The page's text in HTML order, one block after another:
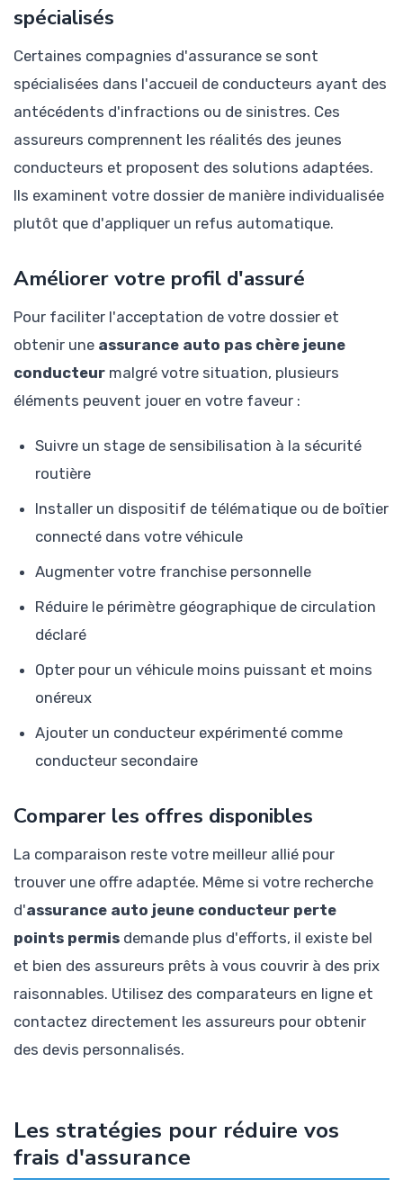
spécialisés
Certaines compagnies d'assurance se sont
spécialisées dans l'accueil de conducteurs ayant des
antécédents d'infractions ou de sinistres. Ces
assureurs comprennent les réalités des jeunes
conducteurs et proposent des solutions adaptées.
Ils examinent votre dossier de manière individualisée
plutôt que d'appliquer un refus automatique.
Améliorer votre profil d'assuré
Pour faciliter l'acceptation de votre dossier et
obtenir une assurance auto pas chère jeune
conducteur malgré votre situation, plusieurs
éléments peuvent jouer en votre faveur :
Suivre un stage de sensibilisation à la sécurité
routière
Installer un dispositif de télématique ou de boîtier
connecté dans votre véhicule
Augmenter votre franchise personnelle
Réduire le périmètre géographique de circulation
déclaré
Opter pour un véhicule moins puissant et moins
onéreux
Ajouter un conducteur expérimenté comme
conducteur secondaire
Comparer les offres disponibles
La comparaison reste votre meilleur allié pour
trouver une offre adaptée. Même si votre recherche
d'assurance auto jeune conducteur perte
points permis demande plus d'efforts, il existe bel
et bien des assureurs prêts à vous couvrir à des prix
raisonnables. Utilisez des comparateurs en ligne et
contactez directement les assureurs pour obtenir
des devis personnalisés.
Les stratégies pour réduire vos
frais d'assurance